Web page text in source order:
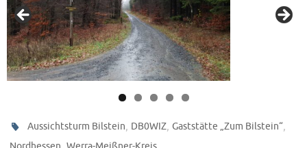
Aussichtsturm Bilstein, DB0WIZ,Gaststätte „Zum Bilstein“,